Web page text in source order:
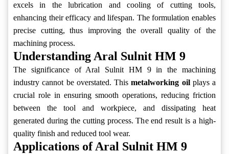
excels in the lubrication and cooling of cutting tools,
enhancing their efficacy and lifespan. The formulation enables
precise cutting, thus improving the overall quality of the
machining process.
Understanding Aral Sulnit HM 9
The significance of Aral Sulnit HM 9 in the machining
industry cannot be overstated. Thismetalworking oilplays a
crucial role in ensuring smooth operations, reducing friction
between the tool and workpiece, and dissipating heat
generated during the cutting process. The end result is a high-
quality finish and reduced tool wear.
Applications of Aral Sulnit HM 9